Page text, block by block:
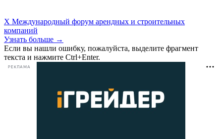
X Международный форум арендных и строительных
компаний
Узнать больше →
Если вы нашли ошибку, пожалуйста, выделите фрагмент
текста и нажмите Ctrl+Enter.
РЕКЛАМА